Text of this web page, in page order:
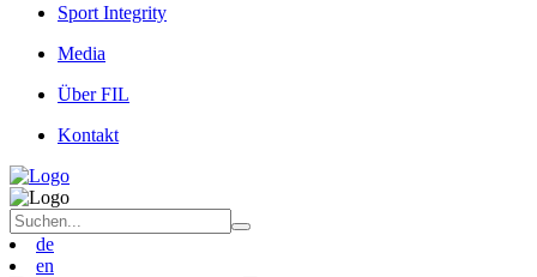
Sport Integrity
Media
Über FIL
Kontakt
de
en